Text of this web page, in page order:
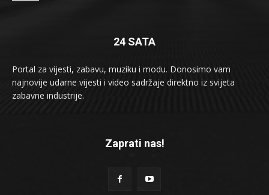
24 SATA
Portal za vijesti, zabavu, muziku i modu. Donosimo vam
najnovije udarne vijesti i video sadržaje direktno iz svijeta
zabavne industrije.
Zaprati nas!